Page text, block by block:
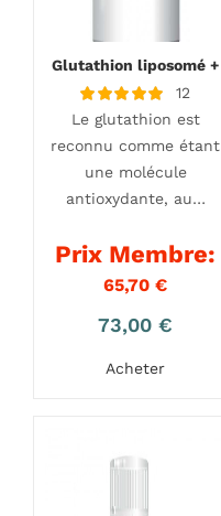
Glutathion liposomé +
4.67
sur 5
12
Le glutathion est
reconnu comme étant
une molécule
antioxydante, au…
Prix Membre:
65,70 €
73,00 €
Acheter